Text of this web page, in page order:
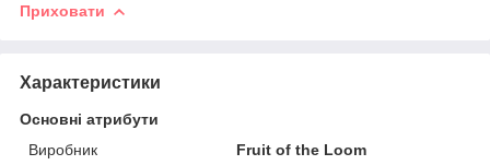
Приховати
Характеристики
Основні атрибути
Виробник
Fruit of the Loom